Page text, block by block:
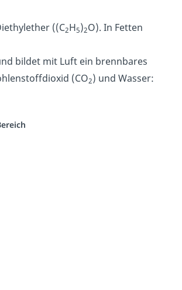
((C2H5)2O). In Fetten
bildet mit Luft ein brennbares
(CO2) und Wasser: